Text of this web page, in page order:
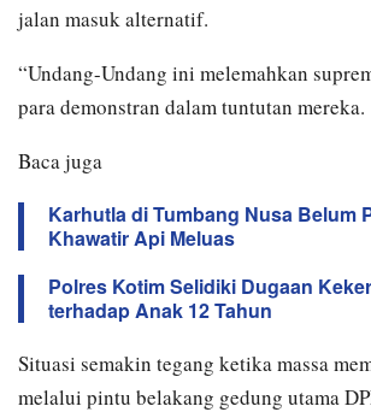
jalan masuk alternatif.
“Undang-Undang ini melemahkan
para demonstran dalam tuntutan mereka.
Baca juga
Karhutla di Tumbang Nusa Belum
Khawatir Api Meluas
Polres Kotim Selidiki Dugaan
terhadap Anak 12 Tahun
Situasi semakin tegang ketika massa
melalui pintu belakang gedung utama